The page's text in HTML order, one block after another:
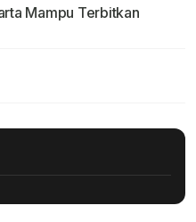
Mampu Terbitkan